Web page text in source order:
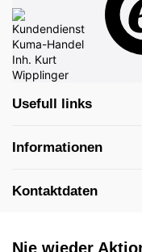
Usefull links
Informationen
Kontaktdaten
Nie wieder